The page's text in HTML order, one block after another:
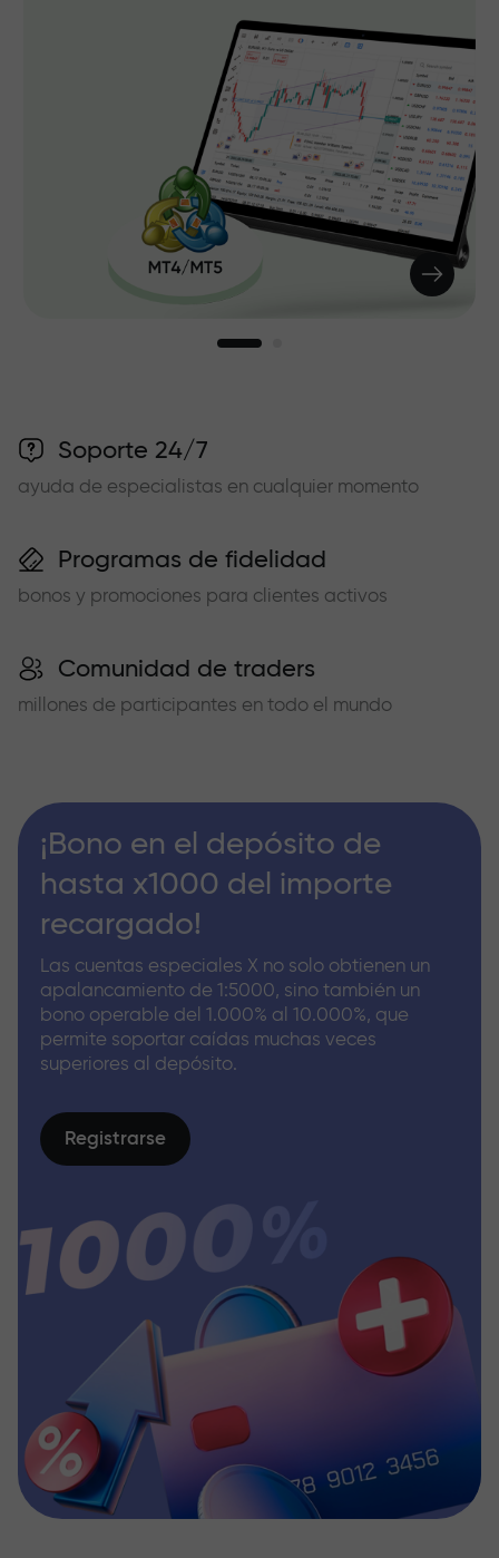
Soporte 24/7
ayuda de especialistas en cualquier momento
Programas de fidelidad
bonos y promociones para clientes activos
Comunidad de traders
millones de participantes en todo el mundo
¡Bono en el depósito de
hasta x1000 del importe
recargado!
Las cuentas especiales X no solo obtienen un
apalancamiento de 1:5000, sino también un
bono operable del 1.000% al 10.000%, que
permite soportar caídas muchas veces
superiores al depósito.
Registrarse